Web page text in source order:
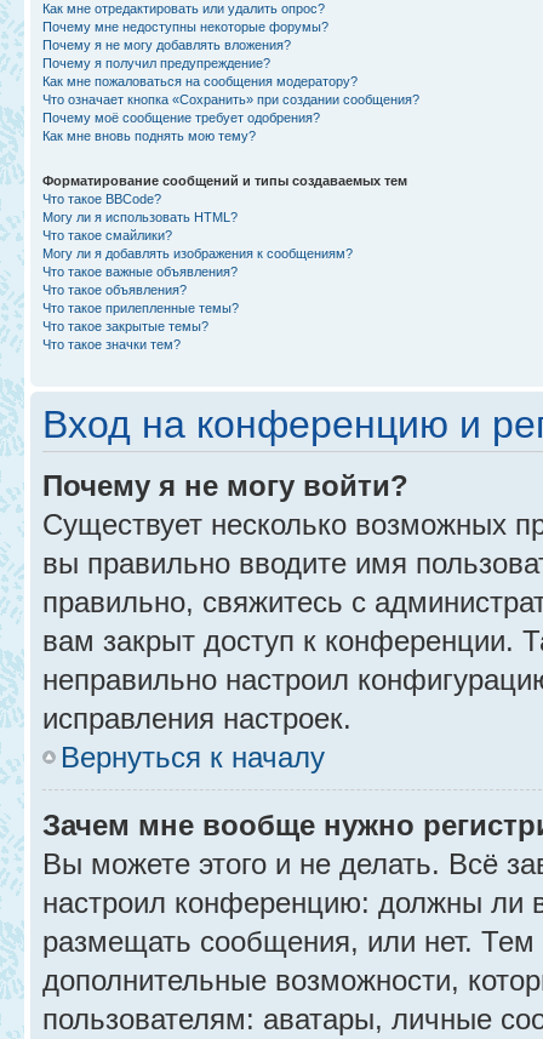
Как мне отредактировать или удалить опрос?
Почему мне недоступны некоторые форумы?
Почему я не могу добавлять вложения?
Почему я получил предупреждение?
Как мне пожаловаться на сообщения модератору?
Что означает кнопка «Сохранить» при создании сообщения?
Почему моё сообщение требует одобрения?
Как мне вновь поднять мою тему?
Форматирование сообщений и типы создаваемых тем
Что такое BBCode?
Могу ли я использовать HTML?
Что такое смайлики?
Могу ли я добавлять изображения к сообщениям?
Что такое важные объявления?
Что такое объявления?
Что такое прилепленные темы?
Что такое закрытые темы?
Что такое значки тем?
Вход на конференцию и
Почему я не могу войти?
Существует несколько возможных
вы правильно вводите имя
правильно, свяжитесь с
вам закрыт доступ к конференции.
неправильно настроил
исправления настроек.
Вернуться к началу
Зачем мне вообще нужно
Вы можете этого и не делать. Всё
настроил конференцию: должны ли
размещать сообщения, или нет.
дополнительные возможности,
пользователям: аватары, личные